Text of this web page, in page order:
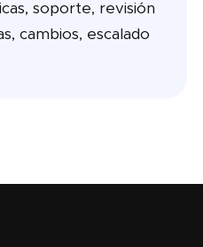
soporte, revisión
cambios, escalado